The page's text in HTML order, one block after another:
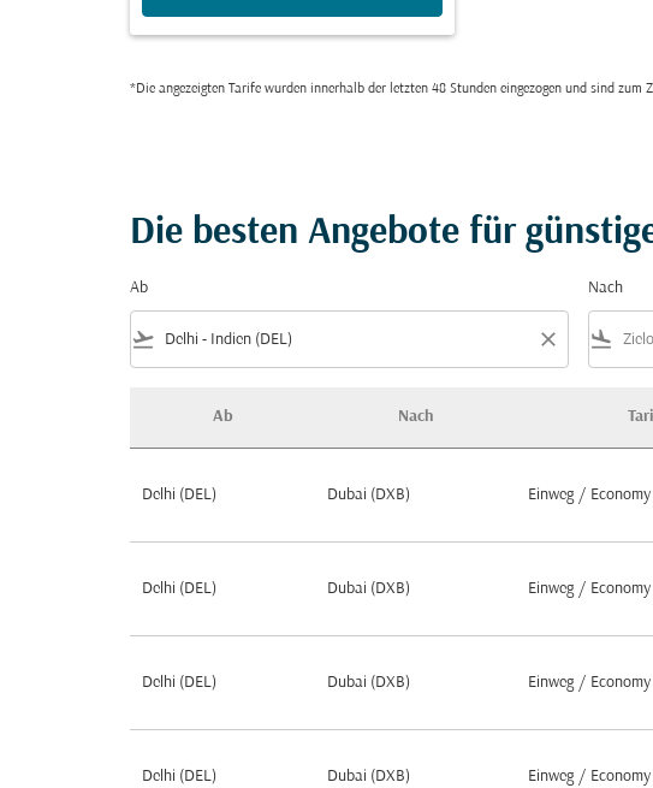
*Die angezeigten Tarife wurden innerhalb der letzten 48 Stunden eingezogen und sind
Die besten Angebote für
Ab
flight_takeoff close
Nach
flight_land
Ab Nach
Delhi (DEL) Dubai (DXB) Einweg / Economy
Delhi (DEL) Dubai (DXB) Einweg / Economy
Delhi (DEL) Dubai (DXB) Einweg / Economy
Delhi (DEL) Dubai (DXB) Einweg / Economy